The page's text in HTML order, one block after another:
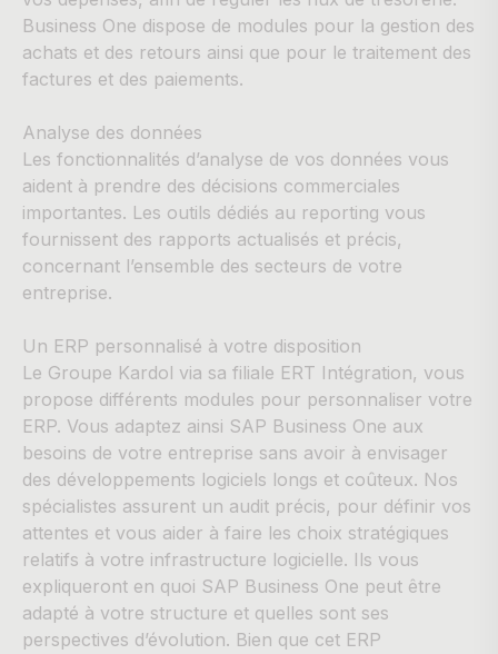
Business One dispose de modules pour la gestion des
achats et des retours ainsi que pour le traitement des
factures et des paiements.
Analyse des données
Les fonctionnalités d’analyse de vos données vous
aident à prendre des décisions commerciales
importantes. Les outils dédiés au reporting vous
fournissent des rapports actualisés et précis,
concernant l’ensemble des secteurs de votre
entreprise.
Un ERP personnalisé à votre disposition
Le Groupe Kardol via sa filiale ERT Intégration, vous
propose différents modules pour personnaliser votre
ERP. Vous adaptez ainsi SAP Business One aux
besoins de votre entreprise sans avoir à envisager
des développements logiciels longs et coûteux. Nos
spécialistes assurent un audit précis, pour définir vos
attentes et vous aider à faire les choix stratégiques
relatifs à votre infrastructure logicielle. Ils vous
expliqueront en quoi SAP Business One peut être
adapté à votre structure et quelles sont ses
perspectives d’évolution. Bien que cet ERP